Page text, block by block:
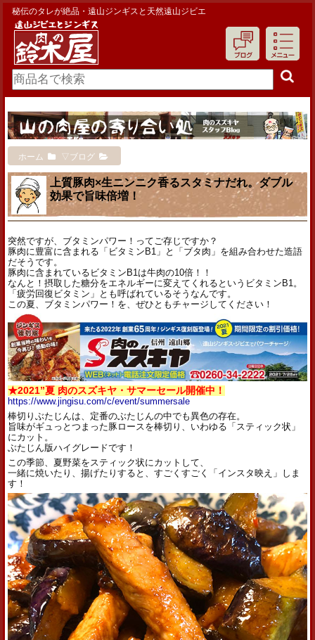
秘伝のタレが絶品・遠山ジンギスと天然遠山ジビエ
ホーム ▽ブログ
上質豚肉×生ニンニク香るスタミナだれ。ダブル
効果で旨味倍増！
突然ですが、ブタミンパワー！ってご存じですか？
豚肉に豊富に含まれる「ビタミンB1」と「ブタ肉」を組み合わせた造語
だそうです。
豚肉に含まれているビタミンB1は牛肉の10倍！！
なんと！摂取した糖分をエネルギーに変えてくれるというビタミンB1。
「疲労回復ビタミン」とも呼ばれているそうなんです。
この夏、ブタミンパワー！を、ぜひともチャージしてください！
★2021”夏 肉のスズキヤ・サマーセール開催中！
https://www.jingisu.com/c/event/summersale
棒切りぶたじんは、定番のぶたじんの中でも異色の存在。
旨味がギュっとつまった豚ロースを棒切り、いわゆる「スティック状」
にカット。
ぶたじん版ハイグレードです！
この季節、夏野菜をスティック状にカットして、
一緒に焼いたり、揚げたりすると、すごくすごく「インスタ映え」しま
す！